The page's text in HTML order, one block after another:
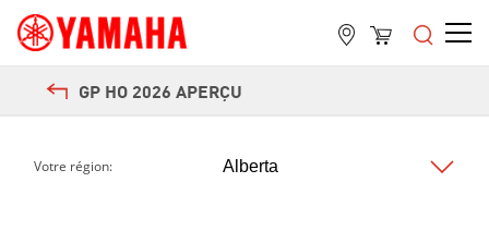
GP HO 2026 APERÇU
Votre région: